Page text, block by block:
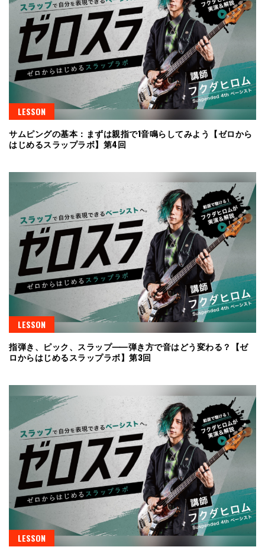
LESSON
サムピングの基本：まずは親指で1音鳴らしてみよう【ゼロから
はじめるスラップラボ】第4回
LESSON
指弾き、ピック、スラップ⸺弾き方で音はどう変わる？【ゼ
ロからはじめるスラップラボ】第3回
LESSON